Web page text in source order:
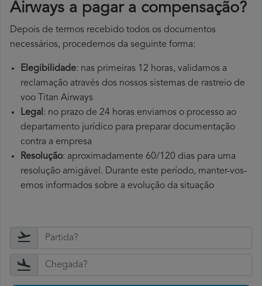
Airways a pagar a compensação?
Depois de termos recebido todos os documentos
necessários, procedemos da seguinte forma:
Elegibilidade: nas primeiras 12 horas, validamos a
reclamação através dos nossos sistemas de rastreio de
voo Titan Airways
Legal: no prazo de 24 horas enviamos o processo ao
departamento jurídico para preparar documentação
contra a empresa
Resolução: aproximadamente 60/120 dias para uma
resolução amigável. Durante este período, manter-vos-
emos informados sobre a evolução da situação